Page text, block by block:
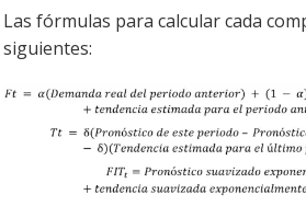
Las fórmulas para calcular cada
siguientes: